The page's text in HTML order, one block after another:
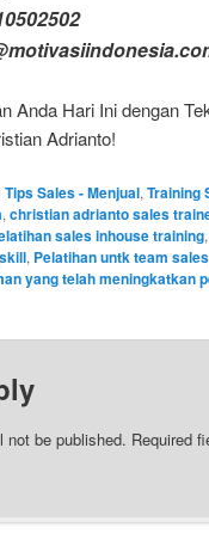
Anda Hari Ini dengan
Adrianto!
Tips Sales - Menjual, Training
, christian adrianto sales
sales inhouse training,
, Pelatihan untk team sales
yang telah meningkatkan
not be published. Required